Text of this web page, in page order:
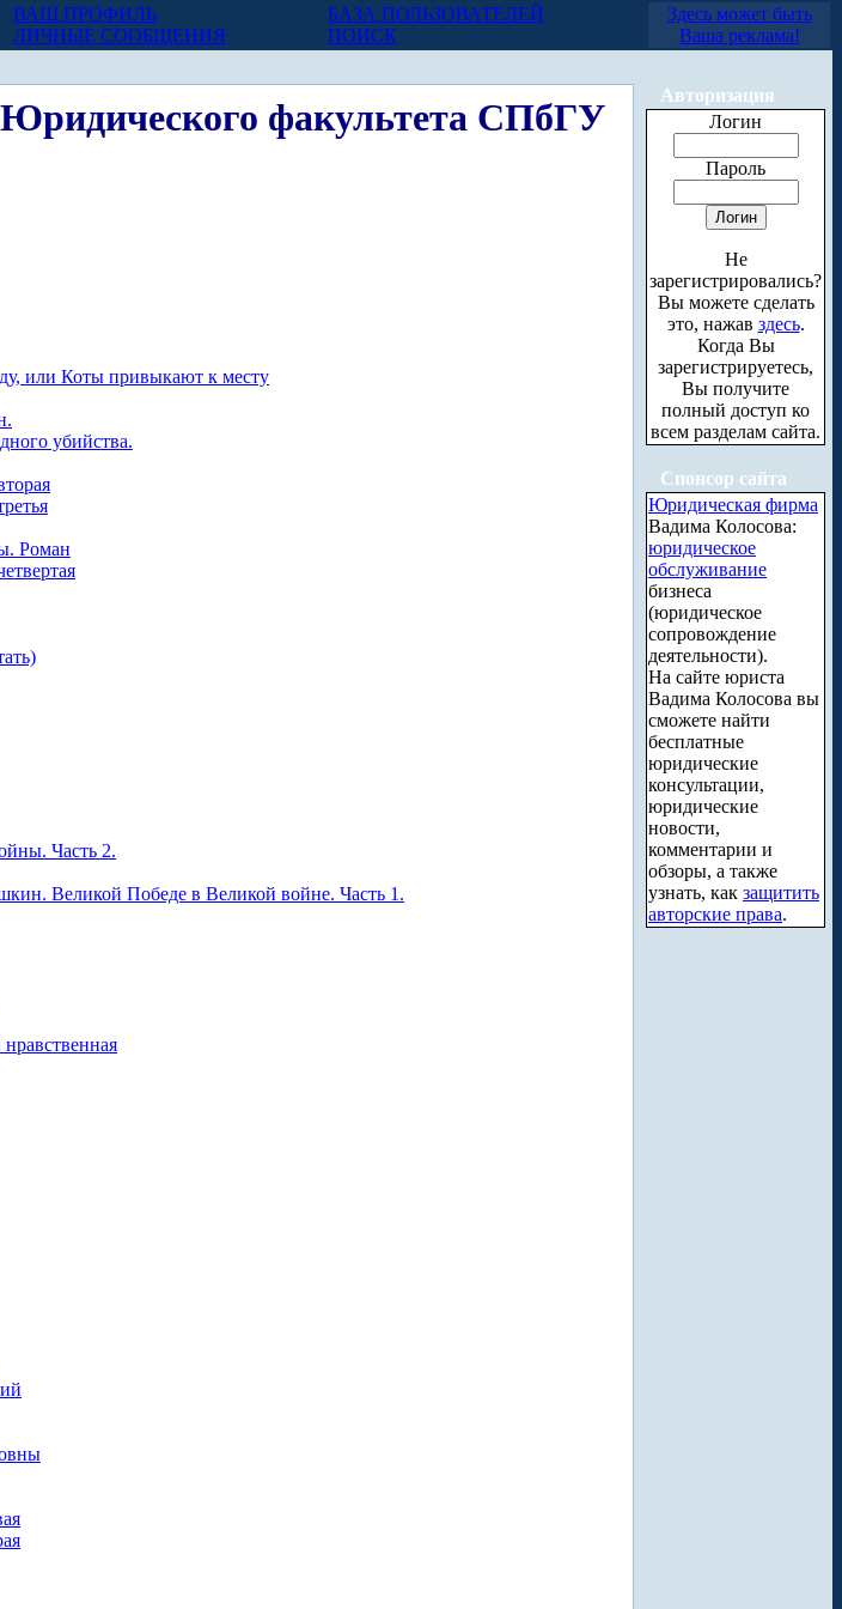
ВАШ ПРОФИЛЬ
ЛИЧНЫЕ СООБЩЕНИЯ
БАЗА ПОЛЬЗОВАТЕЛЕЙ
ПОИСК
Здесь может быть
Ваша реклама!
факультета СПбГУ
или Коты привыкают к месту
убийства.
Роман
Часть 2.
Великой Победе в Великой войне. Часть 1.
Авторизация
Логин
Пароль
Не
зарегистрировались?
Вы можете сделать
это, нажав здесь.
Когда Вы
зарегистрируетесь,
Вы получите
полный доступ ко
всем разделам сайта.
Спонсор сайта
Юридическая фирма
Вадима Колосова:
юридическое
обслуживание
бизнеса
(юридическое
сопровождение
деятельности).
На сайте юриста
Вадима Колосова вы
сможете найти
бесплатные
юридические
консультации,
юридические
новости,
комментарии и
обзоры, а также
узнать, как защитить
авторские права.